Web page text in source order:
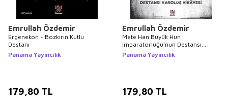
Emrullah Özdemir
Ergenekon - Bozkırın Kutlu
Destanı
Panama Yayıncılık
179,80 TL
Emrullah Özdemir
Mete Han Büyük Hun
İmparatorluğu’nun Destansı
Varoluş Hikayesi
Panama Yayıncılık
179,80 TL